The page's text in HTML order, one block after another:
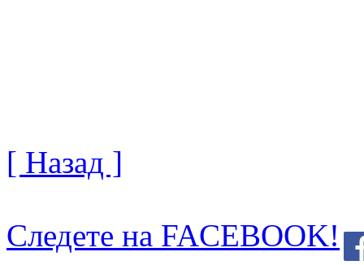
[ Назад ]
Следете на FACEBOOK!